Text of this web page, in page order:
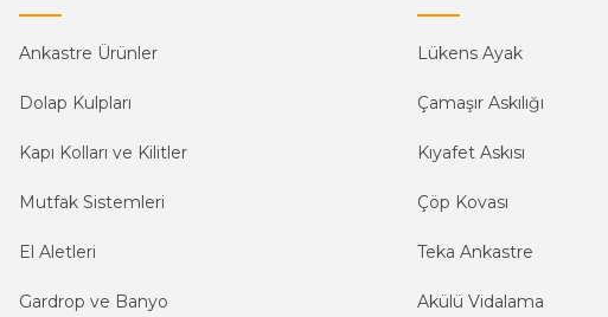
Ankastre Ürünler
Dolap Kulpları
Kapı Kolları ve Kilitler
Mutfak Sistemleri
El Aletleri
Gardrop ve Banyo
Lükens Ayak
Çamaşır Askılığı
Kıyafet Askısı
Çöp Kovası
Teka Ankastre
Akülü Vidalama